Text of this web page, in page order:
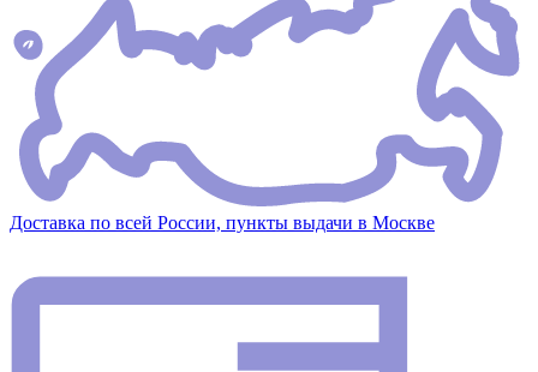
Доставка по всей России, пункты выдачи в Москве